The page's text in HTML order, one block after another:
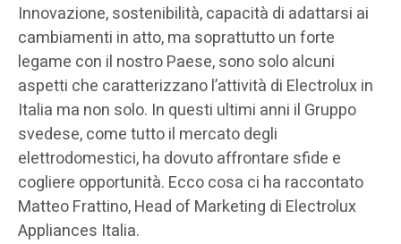
Innovazione, sostenibilità, capacità di adattarsi ai
cambiamenti in atto, ma soprattutto un forte
legame con il nostro Paese, sono solo alcuni
aspetti che caratterizzano l’attività di Electrolux in
Italia ma non solo. In questi ultimi anni il Gruppo
svedese, come tutto il mercato degli
elettrodomestici, ha dovuto affrontare sfide e
cogliere opportunità. Ecco cosa ci ha raccontato
Matteo Frattino, Head of Marketing di Electrolux
Appliances Italia.